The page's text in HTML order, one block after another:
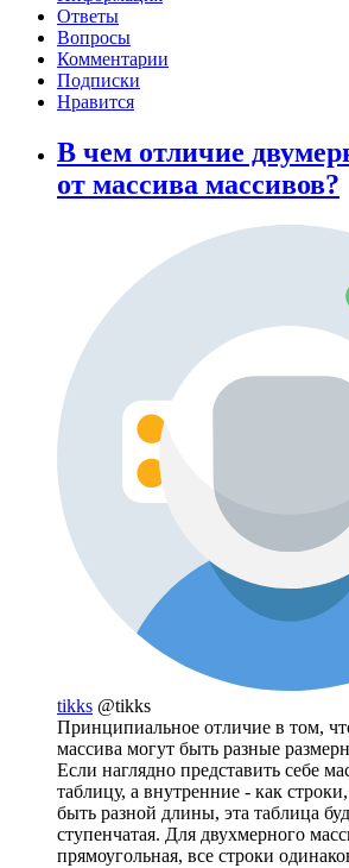
Ответы
Вопросы
Комментарии
Подписки
Нравится
В чем отличие
от массива массивов?
tikks @tikks
Принципиальное отличие в том,
массива могут быть разные
Если наглядно представить себе
таблицу, а внутренние - как
быть разной длины, эта таблица
ступенчатая. Для двухмерного
прямоугольная, все строки